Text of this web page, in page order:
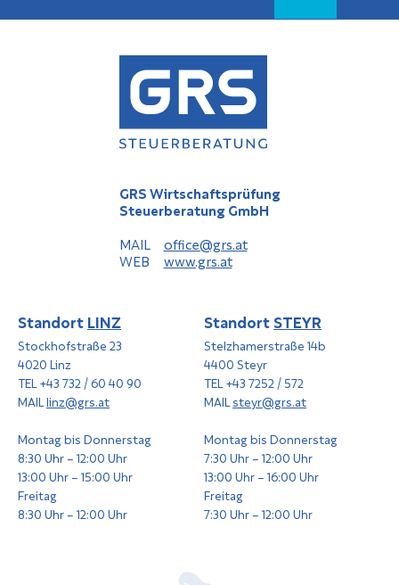
GRS Wirtschaftsprüfung
Steuerberatung GmbH
MAIL
office@grs.at
WEB www.grs.at
StandortLINZ
Stockhofstraße 23
4020 Linz
TEL +43 732 / 60 40 90
MAILlinz@grs.at
Montag bis Donnerstag
8:30 Uhr – 12:00 Uhr
13:00 Uhr – 15:00 Uhr
Freitag
8:30 Uhr – 12:00 Uhr
StandortSTEYR
Stelzhamerstraße 14b
4400 Steyr
TEL +43 7252 / 572
MAILsteyr@grs.at
Montag bis Donnerstag
7:30 Uhr – 12:00 Uhr
13:00 Uhr – 16:00 Uhr
Freitag
7:30 Uhr – 12:00 Uhr